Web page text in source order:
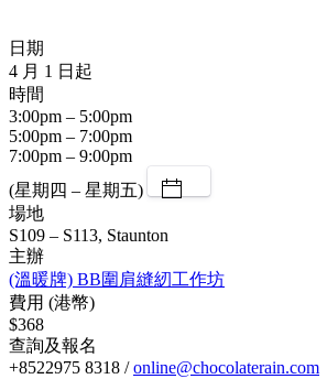
日期
4 月 1 日起
時間
3:00pm – 5:00pm
5:00pm – 7:00pm
7:00pm – 9:00pm
(星期四 – 星期五)
場地
S109 – S113, Staunton
主辦
(溫暖牌) BB圍肩縫紉工作坊
費用 (港幣)
$368
查詢及報名
+8522975 8318 /online@chocolaterain.com